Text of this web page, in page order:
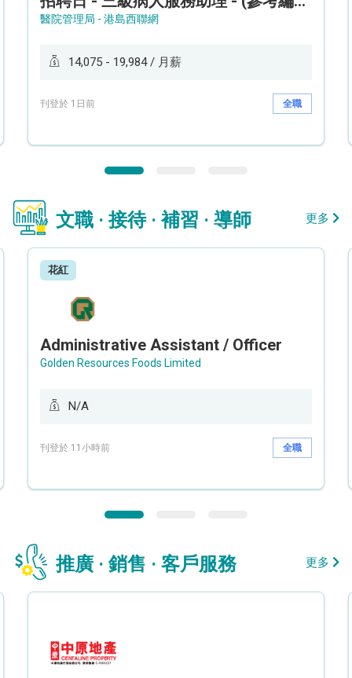
醫院管理局 - 港島西聯網
14,075 - 19,984 / 月薪
刊登於 1日前 全職
文職 · 接待 · 補習 · 導師 更多
花紅
Administrative Assistant / Officer
Golden Resources Foods Limited
N/A
刊登於 11小時前 全職
推廣 · 銷售 · 客戶服務 更多